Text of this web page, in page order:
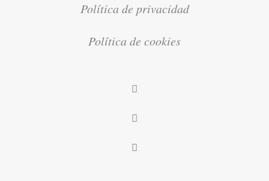
Política de privacidad
Política de cookies